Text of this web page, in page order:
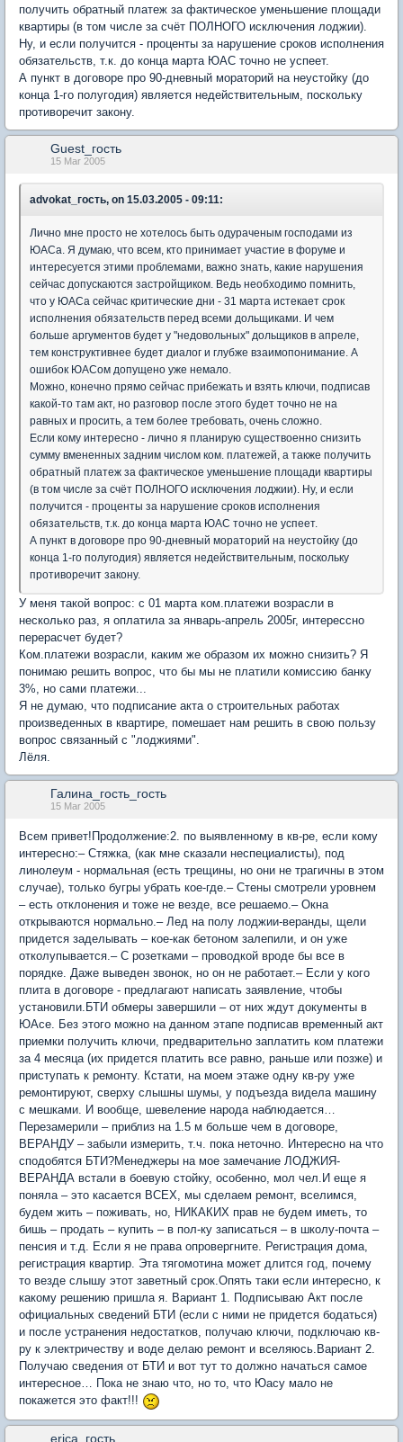
получить обратный платеж за фактическое уменьшение площади
квартиры (в том числе за счёт ПОЛНОГО исключения лоджии).
Ну, и если получится - проценты за нарушение сроков исполнения
обязательств, т.к. до конца марта ЮАС точно не успеет.
А пункт в договоре про 90-дневный мораторий на неустойку (до
конца 1-го полугодия) является недействительным, поскольку
противоречит закону.
Guest_гость
15 Mar 2005
advokat_гость, on 15.03.2005 - 09:11:
Лично мне просто не хотелось быть одураченым господами из
ЮАСа. Я думаю, что всем, кто принимает участие в форуме и
интересуется этими проблемами, важно знать, какие нарушения
сейчас допускаются застройщиком. Ведь необходимо помнить,
что у ЮАСа сейчас критические дни - 31 марта истекает срок
исполнения обязательств перед всеми дольщиками. И чем
больше аргументов будет у "недовольных" дольщиков в апреле,
тем конструктивнее будет диалог и глубже взаимопонимание. А
ошибок ЮАСом допущено уже немало.
Можно, конечно прямо сейчас прибежать и взять ключи, подписав
какой-то там акт, но разговор после этого будет точно не на
равных и просить, а тем более требовать, очень сложно.
Если кому интересно - лично я планирую существоенно снизить
сумму вмененных задним числом ком. платежей, а также получить
обратный платеж за фактическое уменьшение площади квартиры
(в том числе за счёт ПОЛНОГО исключения лоджии). Ну, и если
получится - проценты за нарушение сроков исполнения
обязательств, т.к. до конца марта ЮАС точно не успеет.
А пункт в договоре про 90-дневный мораторий на неустойку (до
конца 1-го полугодия) является недействительным, поскольку
противоречит закону.
У меня такой вопрос: с 01 марта ком.платежи возрасли в
несколько раз, я оплатила за январь-апрель 2005г, интерессно
перерасчет будет?
Ком.платежи возрасли, каким же образом их можно снизить? Я
понимаю решить вопрос, что бы мы не платили комиссию банку
3%, но сами платежи...
Я не думаю, что подписание акта о строительных работах
произведенных в квартире, помешает нам решить в свою пользу
вопрос связанный с "лоджиями".
Лёля.
Галина_гость_гость
15 Mar 2005
Всем привет!Продолжение:2. по выявленному в кв-ре, если кому
интересно:– Стяжка, (как мне сказали неспециалисты), под
линолеум - нормальная (есть трещины, но они не трагичны в этом
случае), только бугры убрать кое-где.– Стены смотрели уровнем
– есть отклонения и тоже не везде, все решаемо.– Окна
открываются нормально.– Лед на полу лоджии-веранды, щели
придется заделывать – кое-как бетоном залепили, и он уже
отколупывается.– С розетками – проводкой вроде бы все в
порядке. Даже выведен звонок, но он не работает.– Если у кого
плита в договоре - предлагают написать заявление, чтобы
установили.БТИ обмеры завершили – от них ждут документы в
ЮАсе. Без этого можно на данном этапе подписав временный акт
приемки получить ключи, предварительно заплатить ком платежи
за 4 месяца (их придется платить все равно, раньше или позже) и
приступать к ремонту. Кстати, на моем этаже одну кв-ру уже
ремонтируют, сверху слышны шумы, у подъезда видела машину
с мешками. И вообще, шевеление народа наблюдается…
Перезамерили – приблиз на 1.5 м больше чем в договоре,
ВЕРАНДУ – забыли измерить, т.ч. пока неточно. Интересно на что
сподобятся БТИ?Менеджеры на мое замечание ЛОДЖИЯ-
ВЕРАНДА встали в боевую стойку, особенно, мол чел.И еще я
поняла – это касается ВСЕХ, мы сделаем ремонт, вселимся,
будем жить – поживать, но, НИКАКИХ прав не будем иметь, то
бишь – продать – купить – в пол-ку записаться – в школу-почта –
пенсия и т.д. Если я не права опровергните. Регистрация дома,
регистрация квартир. Эта тягомотина может длится год, почему
то везде слышу этот заветный срок.Опять таки если интересно, к
какому решению пришла я. Вариант 1. Подписываю Акт после
официальных сведений БТИ (если с ними не придется бодаться)
и после устранения недостатков, получаю ключи, подключаю кв-
ру к электричеству и воде делаю ремонт и вселяюсь.Вариант 2.
Получаю сведения от БТИ и вот тут то должно начаться самое
интересное… Пока не знаю что, но то, что Юасу мало не
покажется это факт!!!
erica_гость